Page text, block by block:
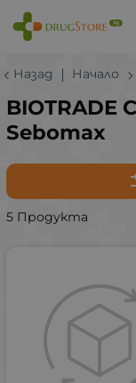
Назад Начало
BIOTRADE
Sebomax
5 Продукта